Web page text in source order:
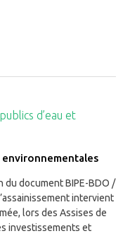
d’eau et
environnementales
document BIPE-BDO /
intervient
lors des Assises de
investissements et